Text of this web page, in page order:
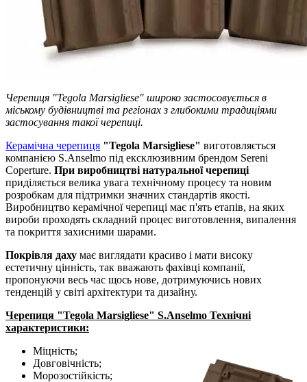
Черепиця "Tegola Marsigliese" широко застосовується в
міському будівництві та регіонах з глибокими традиціями
застосування такої черепиці.
Керамічна черепиця "Tegola Marsigliese" виготовляється
компанією S.Anselmo під ексклюзивним брендом Sereni
Coperture. При виробництві натуральної черепиці
приділяється велика увага технічному процесу та новим
розробкам для підтримки значних стандартів якості.
Виробництво керамічної черепиці має п'ять етапів, на яких
вироби проходять складний процес виготовлення, випалення
та покриття захисними шарами.
Покрівля даху має виглядати красиво і мати високу
естетичну цінність, так вважають фахівці компанії,
пропонуючи весь час щось нове, дотримуючись нових
тенденцій у світі архітектури та дизайну.
Черепиця "Tegola Marsigliese" S.Anselmo Технічні
характеристики:
Міцність;
Довговічність;
Морозостійкість;